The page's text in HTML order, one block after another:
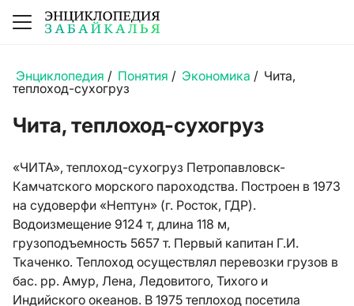
Энциклопедия / Понятия / Экономика / Чита,
теплоход-сухогруз
Чита, теплоход-сухогруз
«ЧИТА», теплоход-сухогруз Петропавловск-
Камчатского морского пароходства. Построен в 1973
на судоверфи «Нептун» (г. Росток, ГДР).
Водоизмещение 9124 т, длина 118 м,
грузоподъемность 5657 т. Первый капитан Г.И.
Ткаченко. Теплоход осуществлял перевозки грузов в
бас. рр. Амур, Лена, Ледовитого, Тихого и
Индийского океанов. В 1975 теплоход посетила